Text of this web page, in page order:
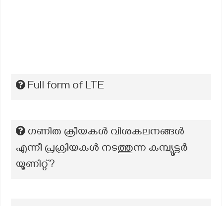
Full form of LTE
ഗണിത ക്രീയകൾ വിശകലനങ്ങൾ
എന്നീ പ്രക്രിയകൾ നടത്തുന്ന കമ്പ്യൂട്ടർ
യൂണിറ്റ്?